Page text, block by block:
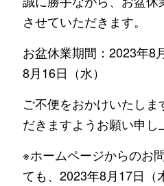
させていただきます。
お盆休業期間：2023年8
8月16日（水）
ご不便をおかけいたし
だきますようお願い申し
※ホームページからのお
ても、2023年8月17日（